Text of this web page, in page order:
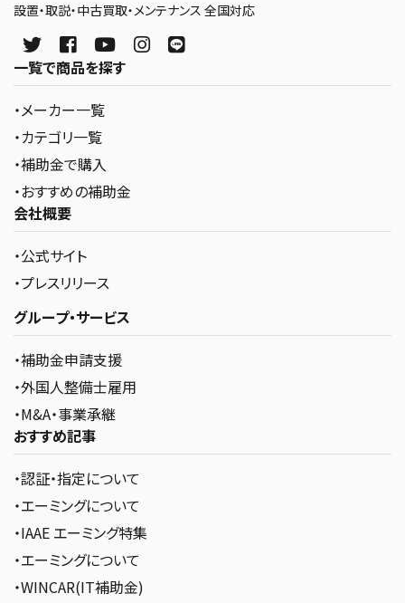
設置・取説・中古買取・メンテナンス 全国対応
一覧で商品を探す
・メーカー一覧
・カテゴリ一覧
・補助金で購入
・おすすめの補助金
会社概要
・公式サイト
・プレスリリース
グループ・サービス
・補助金申請支援
・外国人整備士雇用
・M&A・事業承継
おすすめ記事
・認証・指定について
・エーミングについて
・IAAE エーミング特集
・エーミングについて
・WINCAR(IT補助金)